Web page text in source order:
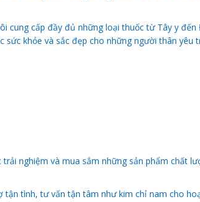
cung cấp đầy đủ những loại thuốc từ Tây y
khỏe và sắc đẹp cho những người thân yêu
nghiệm và mua sắm những sản phẩm chất
tình, tư vấn tận tâm như kim chỉ nam cho